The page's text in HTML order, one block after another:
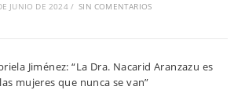
JUNIO DE 2024 / SIN COMENTARIOS
Jiménez: “La Dra. Nacarid Aranzazu es
mujeres que nunca se van”